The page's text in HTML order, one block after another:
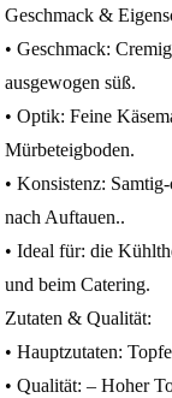
Geschmack &
• Geschmack:
ausgewogen süß.
• Optik: Feine
Mürbeteigboden.
• Konsistenz:
nach Auftauen..
• Ideal für: die
und beim Catering.
Zutaten & Qualität:
• Hauptzutaten:
• Qualität: – Hoher